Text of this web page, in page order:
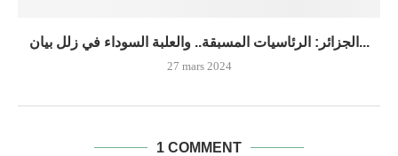
الجزائر: الرئاسيات المسبقة.. والعلبة السوداء في زلل بيان...
27 mars 2024
1 COMMENT